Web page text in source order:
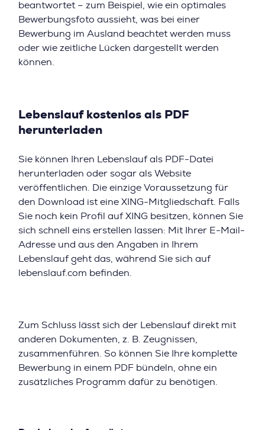
beantwortet – zum Beispiel, wie ein optimales
Bewerbungsfoto aussieht, was bei einer
Bewerbung im Ausland beachtet werden muss
oder wie zeitliche Lücken dargestellt werden
können.
Lebenslauf kostenlos als PDF
herunterladen
Sie können Ihren Lebenslauf als PDF-Datei
herunterladen oder sogar als Website
veröffentlichen. Die einzige Voraussetzung für
den Download ist eine XING-Mitgliedschaft. Falls
Sie noch kein Profil auf XING besitzen, können Sie
sich schnell eins erstellen lassen: Mit Ihrer E-Mail-
Adresse und aus den Angaben in Ihrem
Lebenslauf geht das, während Sie sich auf
lebenslauf.com befinden.
Zum Schluss lässt sich der Lebenslauf direkt mit
anderen Dokumenten, z. B. Zeugnissen,
zusammenführen. So können Sie Ihre komplette
Bewerbung in einem PDF bündeln, ohne ein
zusätzliches Programm dafür zu benötigen.